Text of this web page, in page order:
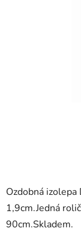
Ozdobná
1,9cm.Jedná
90cm.Skladem.